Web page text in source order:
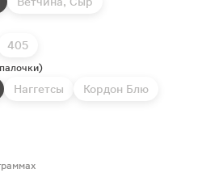
405
Наггетсы
Кордон Блю